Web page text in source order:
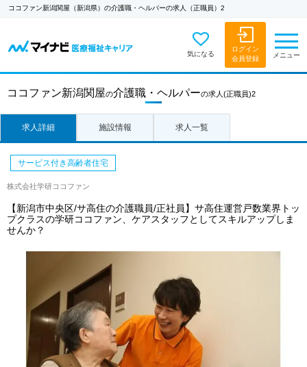
ココファン新潟関屋（新潟県）の介護職・ヘルパーの求人（正職員）2
気になる
ログイン
会員登録
メニュー
ココファン新潟関屋の介護職・ヘルパーの求人 (正職員)2
求人詳細 施設情報 求人一覧
サービス付き高齢者住宅
株式会社学研ココファン
【新潟市中央区/サ高住の介護職員/正社員】サ高住運営戸数業界トッ
プクラスの学研ココファン、ケアスタッフとしてスキルアップしま
せんか？